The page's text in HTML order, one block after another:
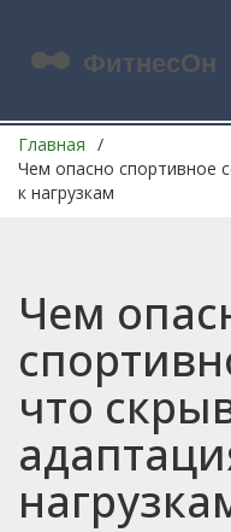
Главная
Чем опасно спортивное
к нагрузкам
Чем
что